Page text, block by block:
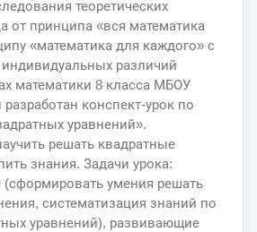
теоретических
от принципа «вся математика
«математика для каждого» с
различий
математики 8 класса МБОУ
конспект-урок по
уравнений».
решать квадратные
знания. Задачи урока:
(сформировать умения решать
систематизация знаний по
уравнений), развивающие